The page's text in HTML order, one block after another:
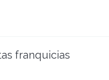
franquicias